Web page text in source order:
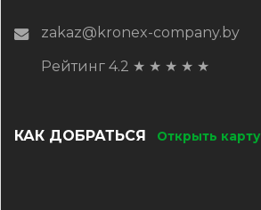
zakaz@kronex-company.by
Рейтинг 4.2 ★ ★ ★ ★ ★
КАК ДОБРАТЬСЯ Открыть карту